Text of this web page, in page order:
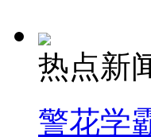
热点新
警花学